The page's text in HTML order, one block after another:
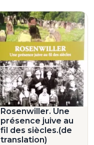
Rosenwiller. Une
présence juive au
fil des siècles.(de
translation)